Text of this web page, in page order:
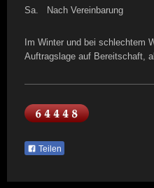
Sa. Nach Vereinbarung
Im Winter und bei schlechtem
Auftragslage auf Bereitschaft,
Teilen